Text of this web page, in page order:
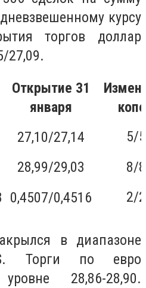
курсу
торгов доллар
27,09.
Открытие 31
января
27,10/27,14
5/5
28,99/29,03
8/8
0,4507/0,4516 2/2
в диапазоне
$. Торги по евро
28,86-28,90.